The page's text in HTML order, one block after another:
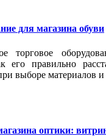
для магазина обуви
торговое
его правильно
выборе материалов
оптики: